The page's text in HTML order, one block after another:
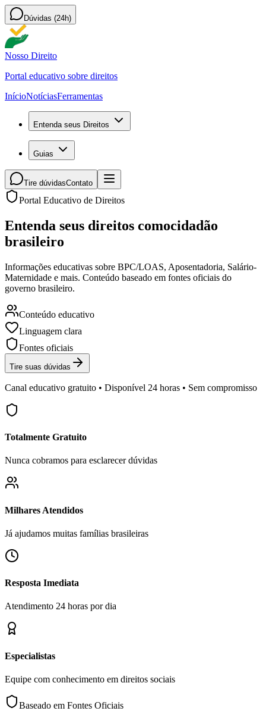
Dúvidas (24h)
Nosso Direito
Portal educativo sobre direitos
InícioNotíciasFerramentas
Entenda seus Direitos
Guias
Tire dúvidasContato
Portal Educativo de Direitos
Entenda seus direitos comocidadão
brasileiro
Informações educativas sobre BPC/LOAS, Aposentadoria, Salário-
Maternidade e mais. Conteúdo baseado em fontes oficiais do
governo brasileiro.
Conteúdo educativo
Linguagem clara
Fontes oficiais
Tire suas dúvidas
Canal educativo gratuito • Disponível 24 horas • Sem compromisso
Totalmente Gratuito
Nunca cobramos para esclarecer dúvidas
Milhares Atendidos
Já ajudamos muitas famílias brasileiras
Resposta Imediata
Atendimento 24 horas por dia
Especialistas
Equipe com conhecimento em direitos sociais
Baseado em Fontes Oficiais